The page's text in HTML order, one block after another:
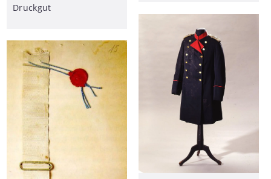
Druckgut